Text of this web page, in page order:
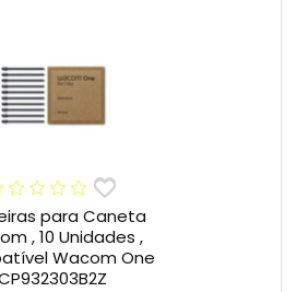
para Caneta
, 10 Unidades ,
Wacom One